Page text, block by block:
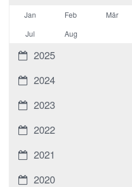
Jan Feb Mär
Jul
Aug
2025
2024
2023
2022
2021
2020